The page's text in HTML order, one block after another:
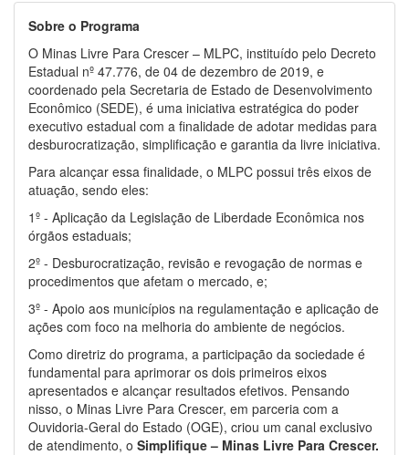
Sobre o Programa
O Minas Livre Para Crescer – MLPC, instituído pelo Decreto
Estadual nº 47.776, de 04 de dezembro de 2019, e
coordenado pela Secretaria de Estado de Desenvolvimento
Econômico (SEDE), é uma iniciativa estratégica do poder
executivo estadual com a finalidade de adotar medidas para
desburocratização, simplificação e garantia da livre iniciativa.
Para alcançar essa finalidade, o MLPC possui três eixos de
atuação, sendo eles:
1º - Aplicação da Legislação de Liberdade Econômica nos
órgãos estaduais;
2º - Desburocratização, revisão e revogação de normas e
procedimentos que afetam o mercado, e;
3º - Apoio aos municípios na regulamentação e aplicação de
ações com foco na melhoria do ambiente de negócios.
Como diretriz do programa, a participação da sociedade é
fundamental para aprimorar os dois primeiros eixos
apresentados e alcançar resultados efetivos. Pensando
nisso, o Minas Livre Para Crescer, em parceria com a
Ouvidoria-Geral do Estado (OGE), criou um canal exclusivo
de atendimento, o Simplifique – Minas Livre Para Crescer.